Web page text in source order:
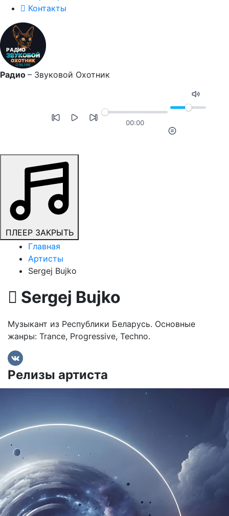
Контакты
Радио – Звуковой Охотник
00:00
ПЛЕЕР ЗАКРЫТЬ
Главная
Артисты
Sergej Bujko
Sergej Bujko
Музыкант из Республики Беларусь. Основные
жанры: Trance, Progressive, Techno.
Релизы артиста